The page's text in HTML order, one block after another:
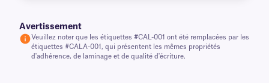
Avertissement
Veuillez noter que les étiquettes #CAL-001 ont été remplacées par les
étiquettes #CALA-001, qui présentent les mêmes propriétés
d'adhérence, de laminage et de qualité d'écriture.